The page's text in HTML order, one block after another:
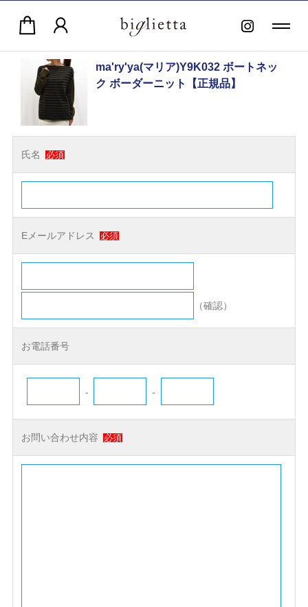
ma'ry'ya(マリア)Y9K032 ボートネッ
ク ボーダーニット【正規品】
氏名 必須
Eメールアドレス 必須
（確認）
お電話番号
- -
お問い合わせ内容 必須